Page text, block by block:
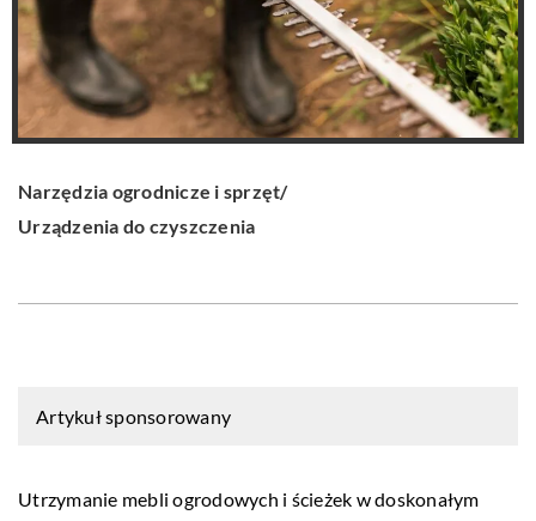
Narzędzia ogrodnicze i sprzęt/
Urządzenia do czyszczenia
Artykuł sponsorowany
Utrzymanie mebli ogrodowych i ścieżek w doskonałym